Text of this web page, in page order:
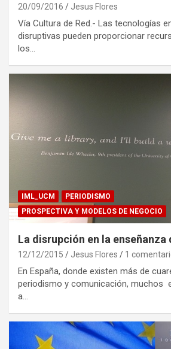
20/09/2016 Jesus Flores
Vía Cultura de Red.- Las tecnologías
disruptivas pueden proporcionar
los…
IML_UCM
PERIODISMO
PROSPECTIVA Y MODELOS DE NEGOCIO
La disrupción en la
12/12/2015 Jesus Flores 1
En España, donde existen más de
periodismo y comunicación, muchos
a…